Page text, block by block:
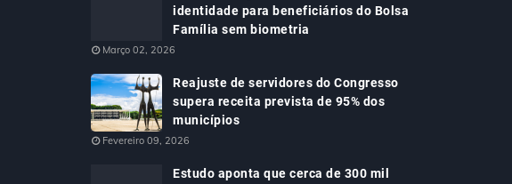
identidade para beneficiários do Bolsa
Família sem biometria
Março 02, 2026
Reajuste de servidores do Congresso
supera receita prevista de 95% dos
municípios
Fevereiro 09, 2026
Estudo aponta que cerca de 300 mil